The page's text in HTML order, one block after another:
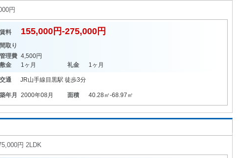
円
賃料 155,000円-275,000円
間取り
管理費 4,500円
敷金
1ヶ月 礼金 1ヶ月
交通 JR山手線 目黒駅 徒歩3分
築年月 2000年08月 面積 40.28㎡-68.97㎡
円 2LDK